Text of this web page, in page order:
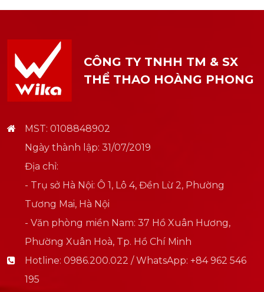
CÔNG TY TNHH TM & SX
THỂ THAO HOÀNG PHONG
MST: 0108848902
Ngày thành lập: 31/07/2019
Địa chỉ:
- Trụ sở Hà Nội: Ô 1, Lô 4, Đền Lừ 2, Phường
Tương Mai, Hà Nội
- Văn phòng miền Nam: 37 Hồ Xuân Hương,
Phường Xuân Hoà, Tp. Hồ Chí Minh
Hotline: 0986.200.022 / WhatsApp: +84 962 546
195